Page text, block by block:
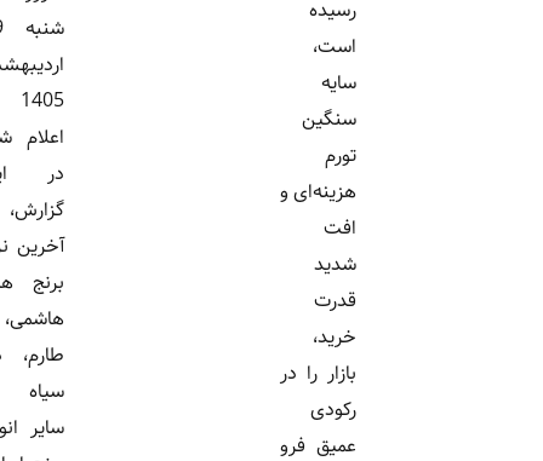
رسیده
است،
سایه
سنگین
تورم
هزینه‌ای و
افت
شدید
قدرت
خرید،
بازار را در
رکودی
عمیق فرو
شنبه 29
اردیبهشت
1405
اعلام شد.
در این
گزارش،
آخرین نرخ
برنج های
هاشمی،
طارم، دم
سیاه و
سایر انواع